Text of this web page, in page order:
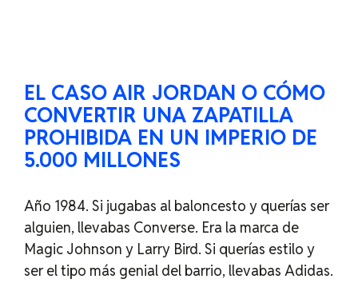
EL CASO AIR JORDAN O CÓMO
CONVERTIR UNA ZAPATILLA
PROHIBIDA EN UN IMPERIO DE
5.000 MILLONES
Año 1984. Si jugabas al baloncesto y querías ser
alguien, llevabas Converse. Era la marca de
Magic Johnson y Larry Bird. Si querías estilo y
ser el tipo más genial del barrio, llevabas Adidas.